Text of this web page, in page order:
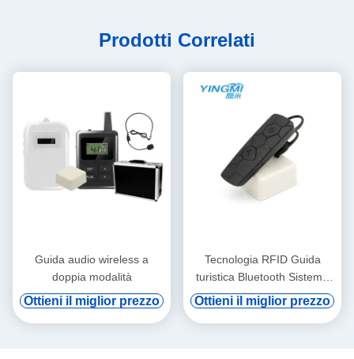
Prodotti Correlati
Guida audio wireless a
doppia modalità
Ottieni il miglior prezzo
Tecnologia RFID Guida
turistica Bluetooth Sistema
audio per la traduzione I7
20g Peso
Ottieni il miglior prezzo